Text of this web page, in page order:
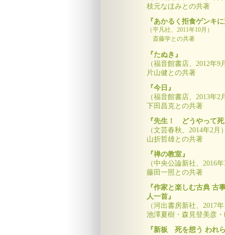
枝元なほみとの共著
『あかるく拒食ゲンキ
（平凡社、2011年10月）
斎藤学との共著
『たぬき』
（福音館書店、2012年9
片山健との共著
『今日』
（福音館書店、2013年2
下田昌克との共著
『先生！ どうやって
（文芸春秋、2014年2月
山折哲雄との共著
『禅の教室』
（中央公論新社、2016
藤田一照との共著
『作家と楽しむ古典 古
人一首』
（河出書房新社、2017
池澤夏樹・森見登美彦
『新板 死を想う われ